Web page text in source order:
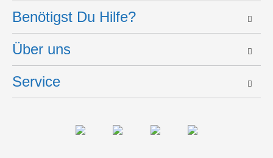
Benötigst Du Hilfe?
Über uns
Service